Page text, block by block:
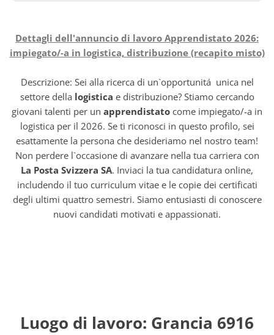
Dettagli dell'annuncio di lavoro Apprendistato 2026:
impiegato/-a in logistica, distribuzione (recapito misto)
Descrizione: Sei alla ricerca di un`opportunitá unica nel
settore della logistica e distribuzione? Stiamo cercando
giovani talenti per un apprendistato come impiegato/-a in
logistica per il 2026. Se ti riconosci in questo profilo, sei
esattamente la persona che desideriamo nel nostro team!
Non perdere l`occasione di avanzare nella tua carriera con
La Posta Svizzera SA. Inviaci la tua candidatura online,
includendo il tuo curriculum vitae e le copie dei certificati
degli ultimi quattro semestri. Siamo entusiasti di conoscere
nuovi candidati motivati e appassionati.
Luogo di lavoro: Grancia 6916